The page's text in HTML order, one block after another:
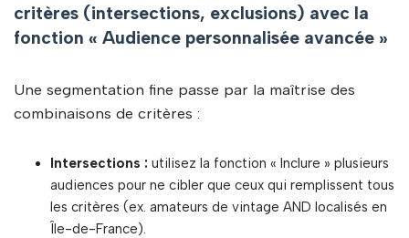
critères (intersections, exclusions) avec la
fonction « Audience personnalisée avancée »
Une segmentation fine passe par la maîtrise des
combinaisons de critères :
Intersections : utilisez la fonction « Inclure » plusieurs
audiences pour ne cibler que ceux qui remplissent tous
les critères (ex. amateurs de vintage AND localisés en
Île-de-France).